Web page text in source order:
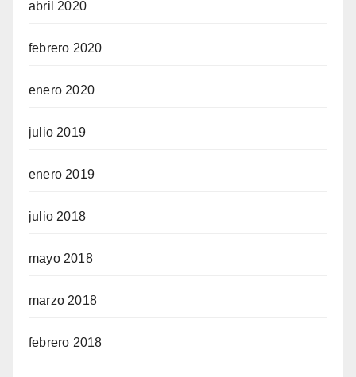
abril 2020
febrero 2020
enero 2020
julio 2019
enero 2019
julio 2018
mayo 2018
marzo 2018
febrero 2018